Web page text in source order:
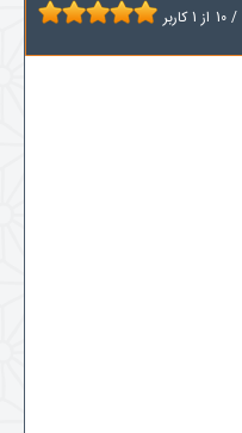
10 / از 1 کاربر